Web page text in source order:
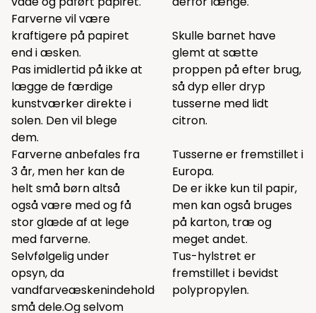
Farverne vil være
kraftigere på papiret
end i æsken.
Pas imidlertid på ikke at
lægge de færdige
kunstværker direkte i
solen. Den vil blege
dem.
Farverne anbefales fra
3 år, men her kan de
helt små børn altså
også være med og få
stor glæde af at lege
med farverne.
Selvfølgelig under
opsyn, da
vandfarveæskenindeholder
små dele.Og selvom
Skulle barnet have
glemt at sætte
proppen på efter brug,
så dyp eller dryp
tusserne med lidt
citron.
Tusserne er fremstillet i
Europa.
De er ikke kun til papir,
men kan også bruges
på karton, træ og
meget andet.
Tus-hylstret er
fremstillet i bevidst
polypropylen.